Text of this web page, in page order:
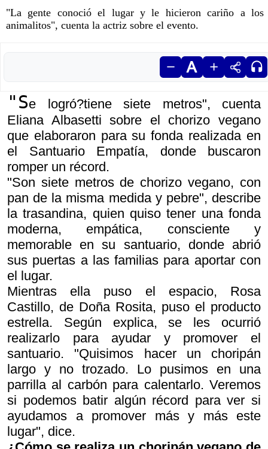
"La gente conoció el lugar y le hicieron cariño a los
animalitos", cuenta la actriz sobre el evento.
"Se logró?tiene siete metros", cuenta
Eliana Albasetti sobre el chorizo vegano
que elaboraron para su fonda realizada en
el Santuario Empatía, donde buscaron
romper un récord.
"Son siete metros de chorizo vegano, con
pan de la misma medida y pebre", describe
la trasandina, quien quiso tener una fonda
moderna, empática, consciente y
memorable en su santuario, donde abrió
sus puertas a las familias para aportar con
el lugar.
Mientras ella puso el espacio, Rosa
Castillo, de Doña Rosita, puso el producto
estrella. Según explica, se les ocurrió
realizarlo para ayudar y promover el
santuario. "Quisimos hacer un choripán
largo y no trozado. Lo pusimos en una
parrilla al carbón para calentarlo. Veremos
si podemos batir algún récord para ver si
ayudamos a promover más y más este
lugar", dice.